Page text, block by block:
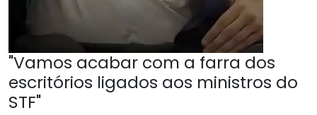
"Vamos acabar com a farra dos
escritórios ligados aos ministros do
STF"